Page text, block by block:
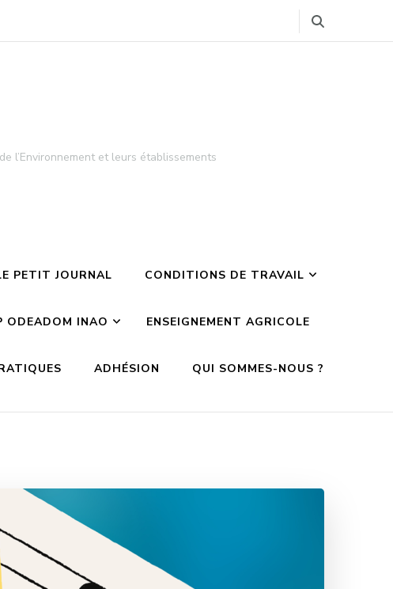
l’Environnement et leurs établissements
PETIT JOURNAL CONDITIONS DE TRAVAIL
ODEADOM INAO ENSEIGNEMENT AGRICOLE
ADHÉSION QUI SOMMES-NOUS ?